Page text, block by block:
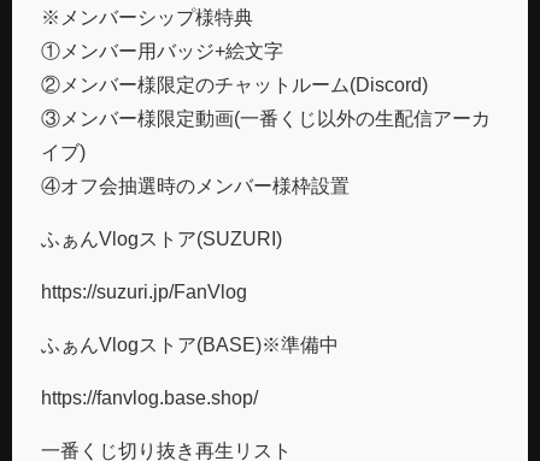
※メンバーシップ様特典
①メンバー用バッジ+絵文字
②メンバー様限定のチャットルーム(Discord)
③メンバー様限定動画(一番くじ以外の生配信アーカ
イブ)
④オフ会抽選時のメンバー様枠設置
ふぁんVlogストア(SUZURI)
https://suzuri.jp/FanVlog
ふぁんVlogストア(BASE)※準備中
https://fanvlog.base.shop/
一番くじ切り抜き再生リスト